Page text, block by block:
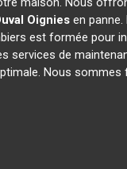
Oigniesen panne.
est formée pour
services de
Nous